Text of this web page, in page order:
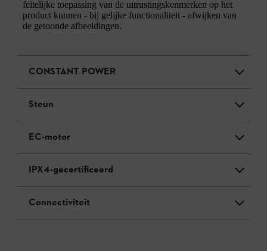
feitelijke toepassing van de uitrustingskenmerken op het
product kunnen - bij gelijke functionaliteit - afwijken van
de getoonde afbeeldingen.
CONSTANT POWER
Steun
EC-motor
IPX4-gecertificeerd
Connectiviteit